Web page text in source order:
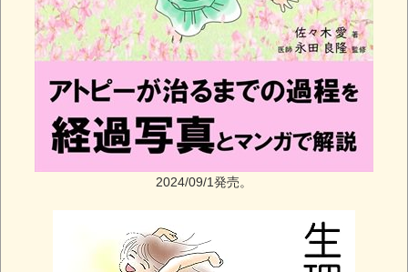
2024/09/1発売。